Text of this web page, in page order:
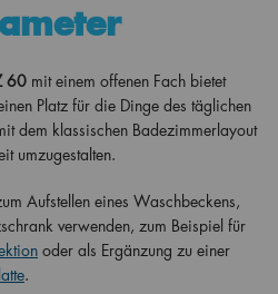
60 mit einem offenen Fach bietet
Platz für die Dinge des täglichen
dem klassischen Badezimmerlayout
umzugestalten.
Aufstellen eines Waschbeckens,
verwenden, zum Beispiel für
oder als Ergänzung zu einer
.